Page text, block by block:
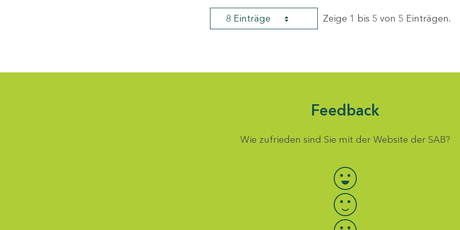
8 Einträge Zeige 1 bis 5 von 5 Einträgen.
Feedback
Wie zufrieden sind Sie mit der Website der SAB?
Bewertung auswählen